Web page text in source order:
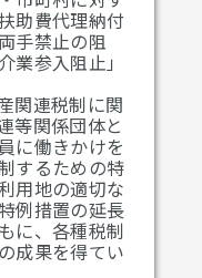
助費代理納付
手禁止の阻
業参入阻止」
関連税制に関
等関係団体と
に働きかけを
するための特
用地の適切な
例措置の延長
に、各種税制
成果を得てい